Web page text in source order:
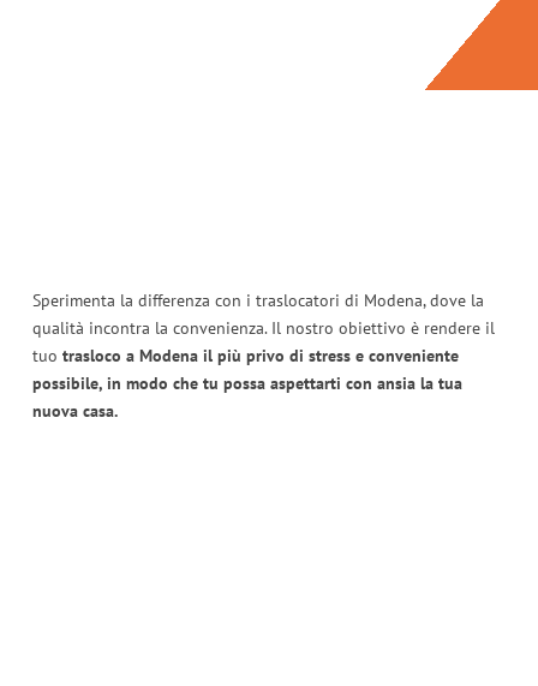
Sperimenta la differenza con i traslocatori di Modena, dove la
qualità incontra la convenienza. Il nostro obiettivo è rendere il
tuo trasloco a Modena il più privo di stress e conveniente
possibile, in modo che tu possa aspettarti con ansia la tua
nuova casa.